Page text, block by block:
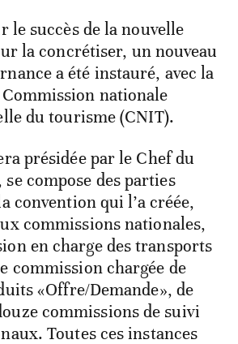
le succès de la nouvelle
la concrétiser, un nouveau
a été instauré, avec la
nationale
du tourisme (CNIT).
présidée par le Chef du
compose des parties
convention qui l’a créée,
commissions nationales,
en charge des transports
commission chargée de
«Offre/Demande», de
commissions de suivi
Toutes ces instances